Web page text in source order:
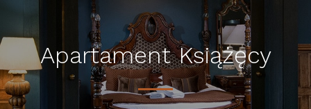
Apartament Książęcy